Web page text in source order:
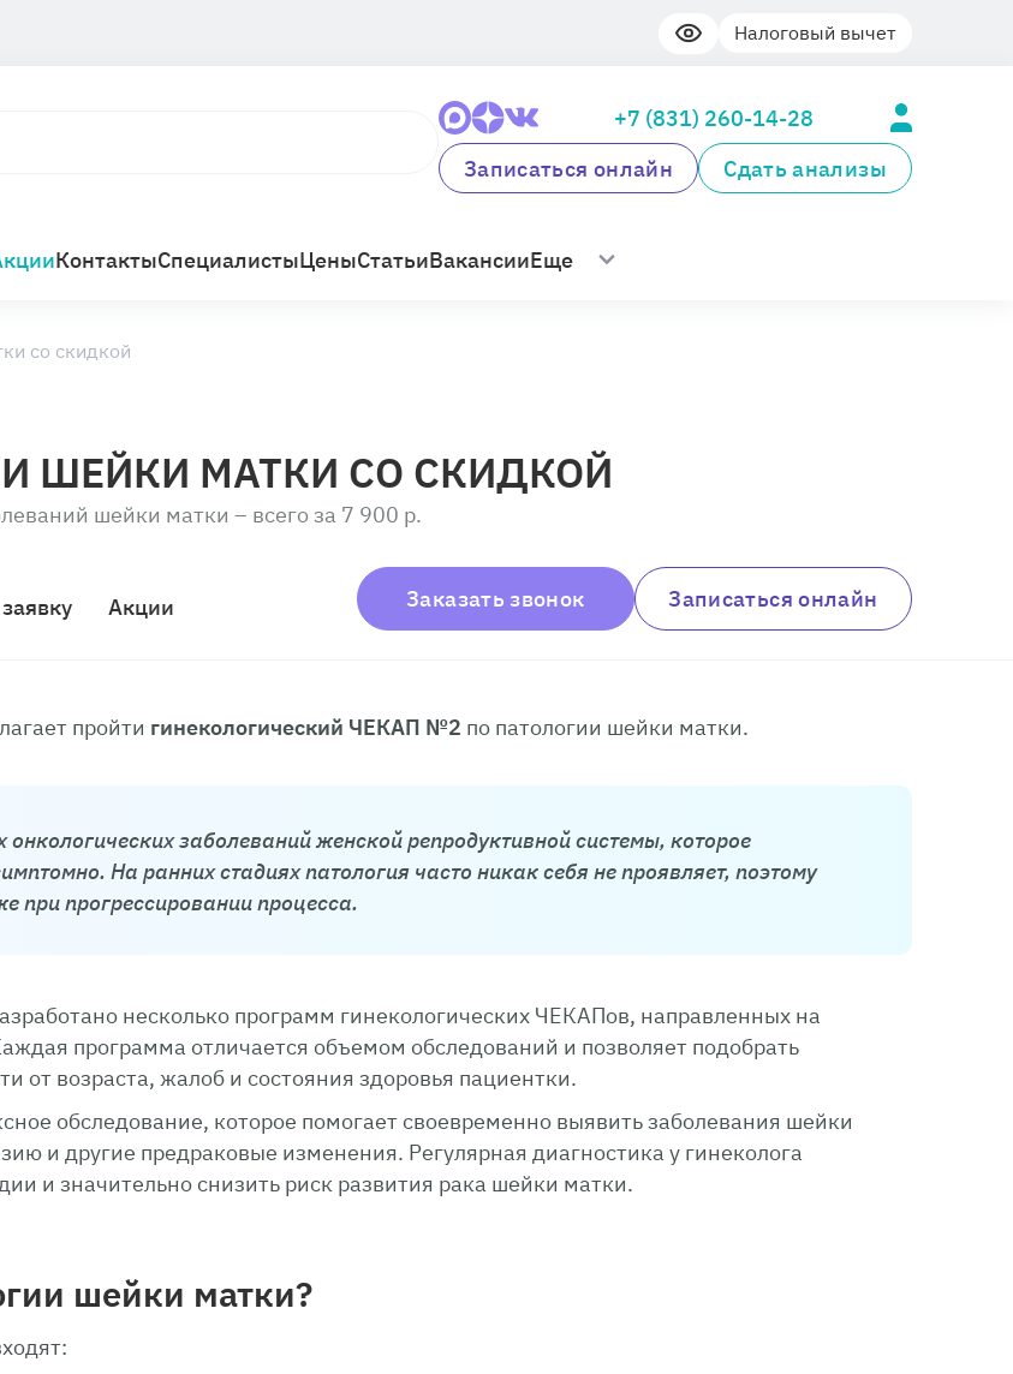
Налоговый вычет
+7 (831) 260-14-28
Записаться онлайн
Сдать анализы
КонтактыСпециалистыЦеныСтатьиВакансииЕще
со скидкой
ШЕЙКИ МАТКИ СО СКИДКОЙ
шейки матки – всего за 7 900 р.
Акции Заказать звонок Записаться онлайн
пройти гинекологический ЧЕКАП №2 по патологии шейки матки.
заболеваний женской репродуктивной системы, которое
На ранних стадиях патология часто никак себя не проявляет, поэтому
при прогрессировании процесса.
несколько программ гинекологических ЧЕКАПов, направленных на
программа отличается объемом обследований и позволяет подобрать
от возраста, жалоб и состояния здоровья пациентки.
обследование, которое помогает своевременно выявить заболевания шейки
и другие предраковые изменения. Регулярная диагностика у гинеколога
и значительно снизить риск развития рака шейки матки.
шейки матки?